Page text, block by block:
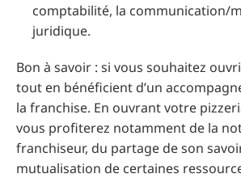
comptabilité, la communication/
juridique.
Bon à savoir : si vous souhaitez
tout en bénéficient d’un
la franchise. En ouvrant votre
vous profiterez notamment de la
franchiseur, du partage de son
mutualisation de certaines